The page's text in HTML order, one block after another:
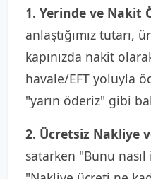
1. Yerinde ve Nakit
anlaştığımız tutarı,
kapınızda nakit
havale/EFT yoluyla
"yarın öderiz" gibi
2. Ücretsiz Nakliye
satarken "Bunu